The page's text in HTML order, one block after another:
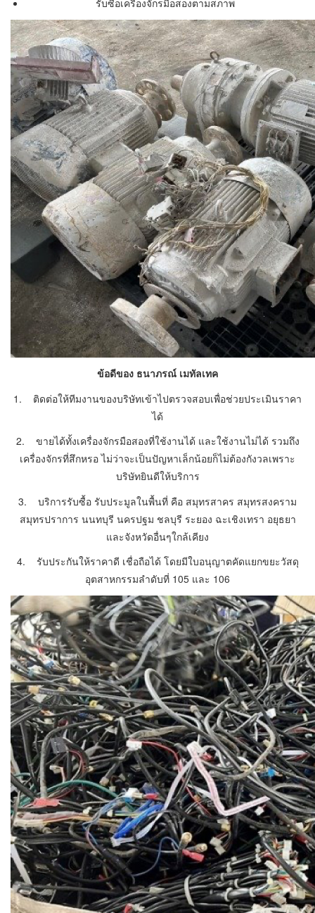
รับซื้อเครื่องจักรมือสองตามสภาพ
ข้อดีของ ธนาภรณ์ เมทัลเทค
1. ติดต่อให้ทีมงานของบริษัทเข้าไปตรวจสอบเพื่อช่วยประเมินราคา
ได้
2. ขายได้ทั้งเครื่องจักรมือสองที่ใช้งานได้ และใช้งานไม่ได้ รวมถึง
เครื่องจักรที่สึกหรอ ไม่ว่าจะเป็นปัญหาเล็กน้อยก็ไม่ต้องกังวลเพราะ
บริษัทยินดีให้บริการ
3. บริการรับซื้อ รับประมูลในพื้นที่ คือ สมุทรสาคร สมุทรสงคราม
สมุทรปราการ นนทบุรี นครปฐม ชลบุรี ระยอง ฉะเชิงเทรา อยุธยา
และจังหวัดอื่นๆใกล้เคียง
4. รับประกันให้ราคาดี เชื่อถือได้ โดยมีใบอนุญาตคัดแยกขยะวัสดุ
อุตสาหกรรมลำดับที่ 105 และ 106